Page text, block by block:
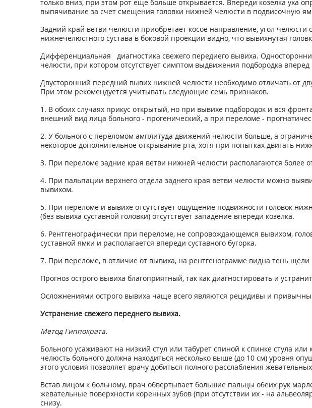
только вниз, при этом рот еще больше открывается. Впереди козелка уха
выпячивание за счет смещения головки нижней челюсти в подвисочную
Задний край ветви челюсти приобретает косое направление, угол
нижнечелюстного сустава в боковой проекции видно, что вывихнутая
Дифференциальная диагностика свежего передиего вывиха.
челюсти, при котором отсутствует симптом выдвижения подбородка
Двусторонний передний вывих нижней челюсти необходимо отличать от
При этом рекомендуется учитывать следующие семь признаков.
1. В обоих случаях прикус открытый, но при вывихе подбородок и вся
внешний вид лица больного - прогенический, а при переломе -
2. У больного с переломом амплитуда движений челюсти больше, а
некоторое дополнительное открывание рта, хотя при попытках двигать
3. При переломе задние края ветви нижней челюсти располагаются более
4. При пальпации верхнего отдела заднего края ветви челюсти можно
вывихом.
5. При переломе и вывихе отсутствует ощущение подвижности головок
(без вывиха суставной головки) отсутствует западение впереди козелка.
6. Рентгенографически при переломе, не сопровождающемся вывихом,
суставной ямки и располагается впереди суставного бугорка.
7. При переломе, в отличие от вывиха, на рентгенограмме видна тень щели
Прогноз острого вывиха благоприятный, так как диагностировать и
Осложнениями острого вывиха чаще всего являются рецидивы и
Устранение свежего переднего вывиха.
Метод Гиппократа.
Больного усаживают на низкий стул или табурет спиной к спинке стула
челюсть больного должна находиться несколько выше (до 10 см) уровня
этого условия позволяет врачу добиться полного расслабления
Встав лицом к больному, врач обвертывает большие пальцы обеих рук
жевательные поверхности коренных зубов (при отсутствии их - на
снизу.